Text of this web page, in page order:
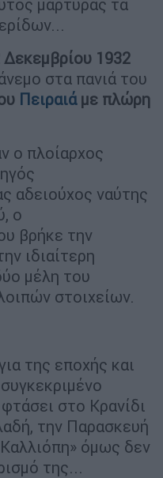
μάρτυρας τα
1932
στα πανιά του
Πειραιά με πλώρη
ο πλοίαρχος
αδειούχος ναύτης
ο
βρήκε την
ιδιαίτερη
μέλη του
στοιχείων.
της εποχής και
στο Κρανίδι
την Παρασκευή
όμως δεν
της...